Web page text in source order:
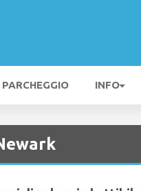
PARCHEGGIO INFO